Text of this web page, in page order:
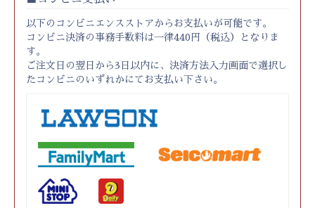
以下のコンビニエンスストアからお支払いが可能です。
コンビニ決済の事務手数料は一律440円（税込）となりま
す。
ご注文日の翌日から3日以内に、決済方法入力画面で選択し
たコンビニのいずれかにてお支払い下さい。